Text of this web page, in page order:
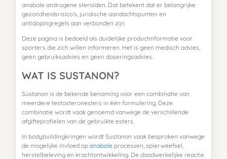
anabole androgene steroïden. Dat betekent dat er belangrijke
gezondheidsrisico’s, juridische aandachtspunten en
antidopingregels aan verbonden zijn.
Deze pagina is bedoeld als duidelijke productinformatie voor
sporters die zich willen informeren. Het is geen medisch advies,
geen gebruiksadvies en geen doseringsadvies.
WAT IS SUSTANON?
Sustanon is de bekende benaming voor een combinatie van
meerdere testosteronesters in één formulering. Deze
combinatie wordt vaak genoemd vanwege de verschillende
afgifteprofielen van de gebruikte esters.
In bodybuildingkringen wordt Sustanon vaak besproken vanwege
de mogelijke invloed op anabole processen, spierweefsel,
herstelbeleving en krachtontwikkeling. De daadwerkelijke reactie